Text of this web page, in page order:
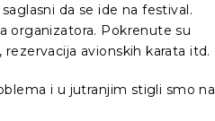
da se ide na festival.
organizatora. Pokrenute su
avionskih karata itd.
i u jutranjim stigli smo na